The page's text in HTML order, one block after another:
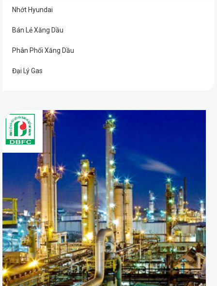
Nhớt Hyundai
Bán Lẻ Xăng Dầu
Phân Phối Xăng Dầu
Đại Lý Gas